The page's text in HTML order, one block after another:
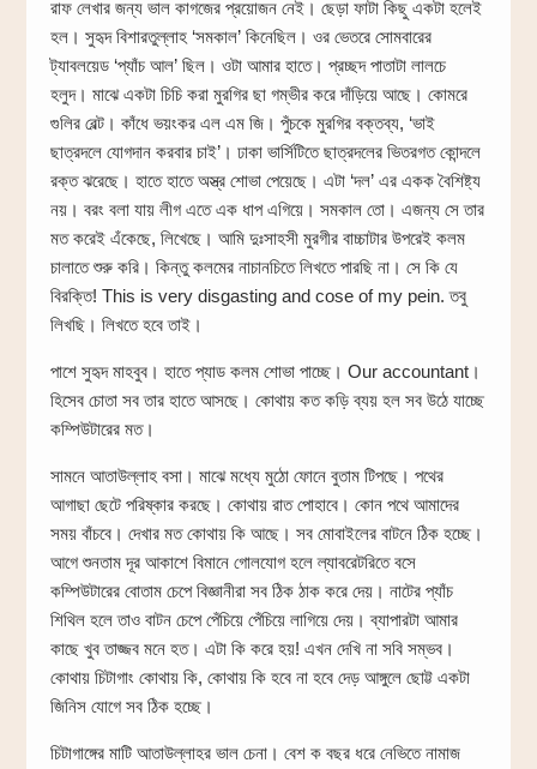
রাফ লেখার জন্য ভাল কাগজের প্রয়োজন নেই। ছেড়া ফাটা কিছু একটা হলেই
হল। সুহৃদ বিশারতুল্লাহ ‘সমকাল’ কিনেছিল। ওর ভেতরে সোমবারের
ট্যাবলয়েড ‘প্যাঁচ আল’ ছিল। ওটা আমার হাতে। প্রচ্ছদ পাতাটা লালচে
হলুদ। মাঝে একটা চিচি করা মুরগির ছা গম্ভীর করে দাঁড়িয়ে আছে। কোমরে
গুলির বেল্ট। কাঁধে ভয়ংকর এল এম জি। পুঁচকে মুরগির বক্তব্য, ‘ভাই
ছাত্রদলে যোগদান করবার চাই’। ঢাকা ভার্সিটিতে ছাত্রদলের ভিতরগত কোন্দলে
রক্ত ঝরেছে। হাতে হাতে অস্ত্র শোভা পেয়েছে। এটা ‘দল’ এর একক বৈশিষ্ট্য
নয়। বরং বলা যায় লীগ এতে এক ধাপ এগিয়ে। সমকাল তো। এজন্য সে তার
মত করেই এঁকেছে, লিখেছে। আমি দুঃসাহসী মুরগীর বাচ্চাটার উপরেই কলম
চালাতে শুরু করি। কিন্তু কলমের নাচানচিতে লিখতে পারছি না। সে কি যে
বিরক্তি! This is very disgasting and cose of my pein. তবু
লিখছি। লিখতে হবে তাই।
পাশে সুহৃদ মাহবুব। হাতে প্যাড কলম শোভা পাচ্ছে। Our accountant।
হিসেব চোতা সব তার হাতে আসছে। কোথায় কত কড়ি ব্যয় হল সব উঠে যাচ্ছে
কম্পিউটারের মত।
সামনে আতাউল্লাহ বসা। মাঝে মধ্যে মুঠো ফোনে বুতাম টিপছে। পথের
আগাছা ছেটে পরিষ্কার করছে। কোথায় রাত পোহাবে। কোন পথে আমাদের
সময় বাঁচবে। দেখার মত কোথায় কি আছে। সব মোবাইলের বাটনে ঠিক হচ্ছে।
আগে শুনতাম দূর আকাশে বিমানে গোলযোগ হলে ল্যাবরেটরিতে বসে
কম্পিউটারের বোতাম চেপে বিজ্ঞানীরা সব ঠিক ঠাক করে দেয়। নাটের প্যাঁচ
শিথিল হলে তাও বাটন চেপে পেঁচিয়ে পেঁচিয়ে লাগিয়ে দেয়। ব্যাপারটা আমার
কাছে খুব তাজ্জব মনে হত। এটা কি করে হয়! এখন দেখি না সবি সম্ভব।
কোথায় চিটাগাং কোথায় কি, কোথায় কি হবে না হবে দেড় আঙ্গুলে ছোট্ট একটা
জিনিস যোগে সব ঠিক হচ্ছে।
চিটাগাঙ্গের মাটি আতাউল্লাহর ভাল চেনা। বেশ ক বছর ধরে নেভিতে নামাজ